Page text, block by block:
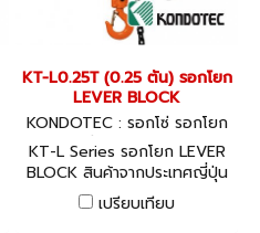
KT-L0.25T (0.25 ตัน) รอกโยก
LEVER BLOCK
KONDOTEC : รอกโซ่ รอกโยก
รอกถ่วง KT-L0.25T
KT-L Series รอกโยก LEVER
BLOCK สินค้าจากประเทศญี่ปุ่น
พร้อมใบ CERTIFICATE
GUARANTEE
เปรียบเทียบ